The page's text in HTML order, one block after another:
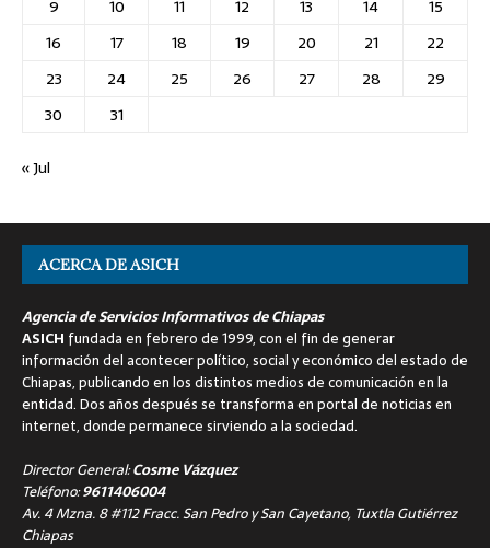
9
10 11 12 13 14
15
16
17 18 19 20 21
22
23
24 25 26 27 28
29
30
31
« Jul
ACERCA DE ASICH
Agencia de Servicios Informativos de Chiapas
ASICH fundada en febrero de 1999, con el fin de generar
información del acontecer político, social y económico del estado de
Chiapas, publicando en los distintos medios de comunicación en la
entidad. Dos años después se transforma en portal de noticias en
internet, donde permanece sirviendo a la sociedad.
Director General:Cosme Vázquez
Teléfono:9611406004
Av. 4 Mzna. 8 #112 Fracc. San Pedro y San Cayetano, Tuxtla Gutiérrez
Chiapas